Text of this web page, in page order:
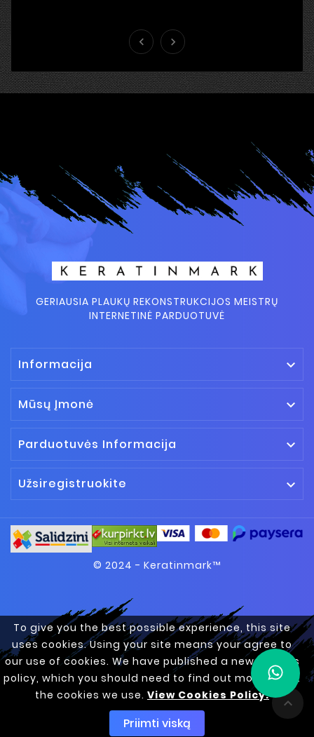
To give you the best possible experience, this site
uses cookies. Using your site means your agree to
our use of cookies. We have published a new cookies
policy, which you should need to find out more about
the cookies we use. View Cookies Policy.
Priimti viską


GERIAUSIA PLAUKŲ REKONSTRUKCIJOS MEISTRŲ
INTERNETINĖ PARDUOTUVĖ
Informacija 
Mūsų Įmonė 
Parduotuvės Informacija 
Užsiregistruokite 

© 2024 - Keratinmark™